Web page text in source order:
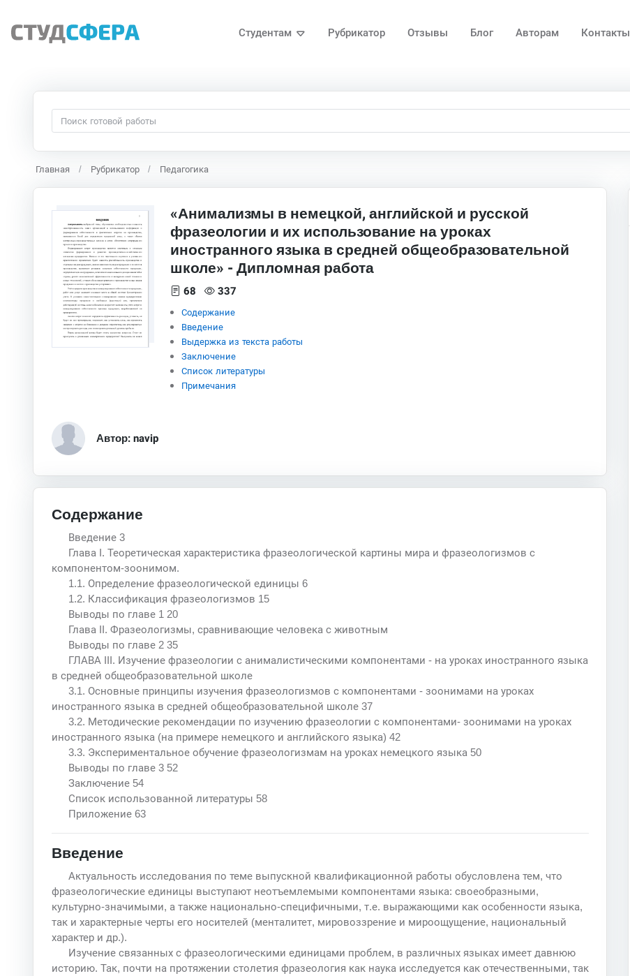
Студентам Рубрикатор Отзывы Блог Авторам Контакты
Главная Рубрикатор Педагогика
«Анимализмы в немецкой, английской и русской
фразеологии и их использование на уроках
иностранного языка в средней общеобразовательной
школе» - Дипломная работа
68 337
Содержание
Введение
Выдержка из текста работы
Заключение
Список литературы
Примечания
Автор: navip
Содержание
Введение 3
Глава I. Теоретическая характеристика фразеологической картины мира и фразеологизмов с
компонентом-зоонимом.
1.1. Определение фразеологической единицы 6
1.2. Классификация фразеологизмов 15
Выводы по главе 1 20
Глава II. Фразеологизмы, сравнивающие человека с животным
Выводы по главе 2 35
ГЛАВА III. Изучение фразеологии с анималистическими компонентами - на уроках иностранного языка
в средней общеобразовательной школе
3.1. Основные принципы изучения фразеологизмов с компонентами - зоонимами на уроках
иностранного языка в средней общеобразовательной школе 37
3.2. Методические рекомендации по изучению фразеологии с компонентами- зоонимами на уроках
иностранного языка (на примере немецкого и английского языка) 42
3.3. Экспериментальное обучение фразеологизмам на уроках немецкого языка 50
Выводы по главе 3 52
Заключение 54
Список использованной литературы 58
Приложение 63
Введение
Актуальность исследования по теме выпускной квалификационной работы обусловлена тем, что
фразеологические единицы выступают неотъемлемыми компонентами языка: своеобразными,
культурно-значимыми, а также национально-специфичными, т.е. выражающими как особенности языка,
так и характерные черты его носителей (менталитет, мировоззрение и мироощущение, национальный
характер и др.).
Изучение связанных с фразеологическими единицами проблем, в различных языках имеет давнюю
историю. Так, почти на протяжении столетия фразеология как наука исследуется как отечественными, так